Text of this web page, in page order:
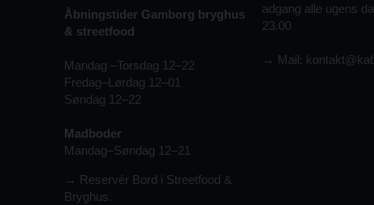
Åbningstider Gamborg bryghus
& streetfood
Mandag –Torsdag 12–22
Fredag–Lørdag 12–01
Søndag 12–22
Madboder
Mandag–Søndag 12–21
→ Reservér Bord i Streetfood &
Bryghus.
adgang alle ugens
23.00
→ Mail: